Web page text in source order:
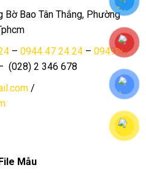
Bao Tân Thắng, Phường
– 0944 47 24 24– 0949 47
(028) 2 346 678
/
Mẫu